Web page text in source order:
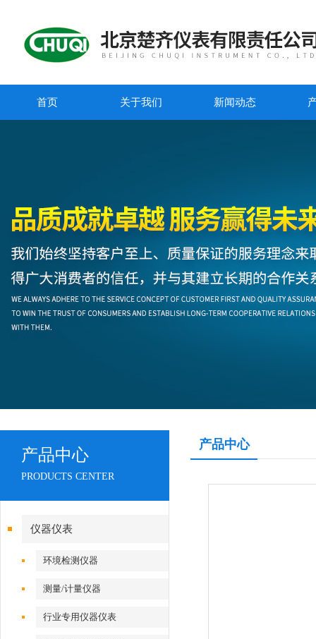
首页 关于我们 新闻动态
产品中心
PRODUCTS CENTER
仪器仪表
环境检测仪器
测量/计量仪器
行业专用仪器仪表
产品中心